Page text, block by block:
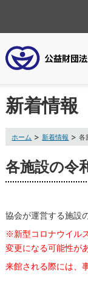
新着情報
ホーム 新着情報 各
各施設の令
協会が運営する施設
※新型コロナウイル
変更になる可能性が
来館される際には、